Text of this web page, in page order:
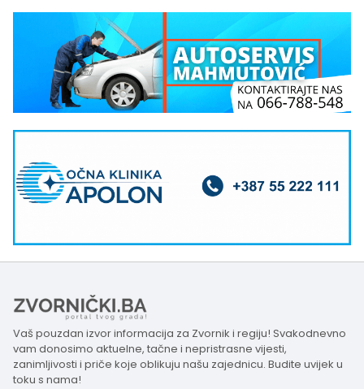
Vaš pouzdan izvor informacija za Zvornik i regiju! Svakodnevno
vam donosimo aktuelne, tačne i nepristrasne vijesti,
zanimljivosti i priče koje oblikuju našu zajednicu. Budite uvijek u
toku s nama!